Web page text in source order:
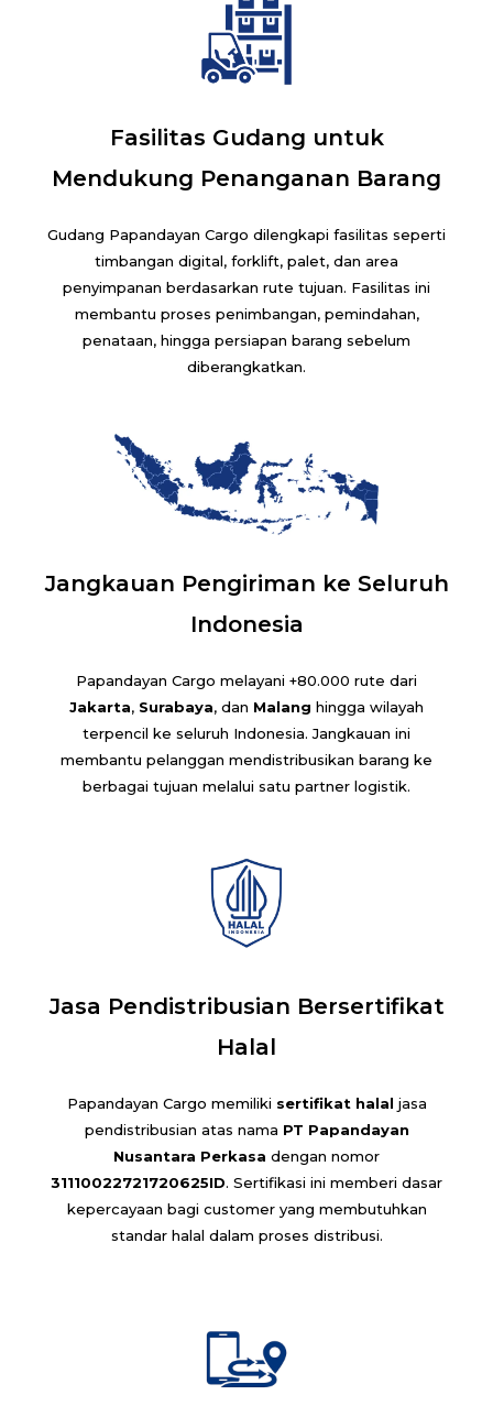
Fasilitas Gudang untuk
Mendukung Penanganan Barang
Gudang Papandayan Cargo dilengkapi fasilitas seperti
timbangan digital, forklift, palet, dan area
penyimpanan berdasarkan rute tujuan. Fasilitas ini
membantu proses penimbangan, pemindahan,
penataan, hingga persiapan barang sebelum
diberangkatkan.
Jangkauan Pengiriman ke Seluruh
Indonesia
Papandayan Cargo melayani +80.000 rute dari
Jakarta, Surabaya, dan Malang hingga wilayah
terpencil ke seluruh Indonesia. Jangkauan ini
membantu pelanggan mendistribusikan barang ke
berbagai tujuan melalui satu partner logistik.
Jasa Pendistribusian Bersertifikat
Halal
Papandayan Cargo memiliki sertifikat halal jasa
pendistribusian atas nama PT Papandayan
Nusantara Perkasa dengan nomor
31110022721720625ID. Sertifikasi ini memberi dasar
kepercayaan bagi customer yang membutuhkan
standar halal dalam proses distribusi.